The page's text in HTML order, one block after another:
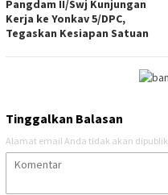
Pangdam II/Swj Kunjungan
Kerja ke Yonkav 5/DPC,
Tegaskan Kesiapan Satuan
Tinggalkan Balasan
Alamat email Anda tidak akan